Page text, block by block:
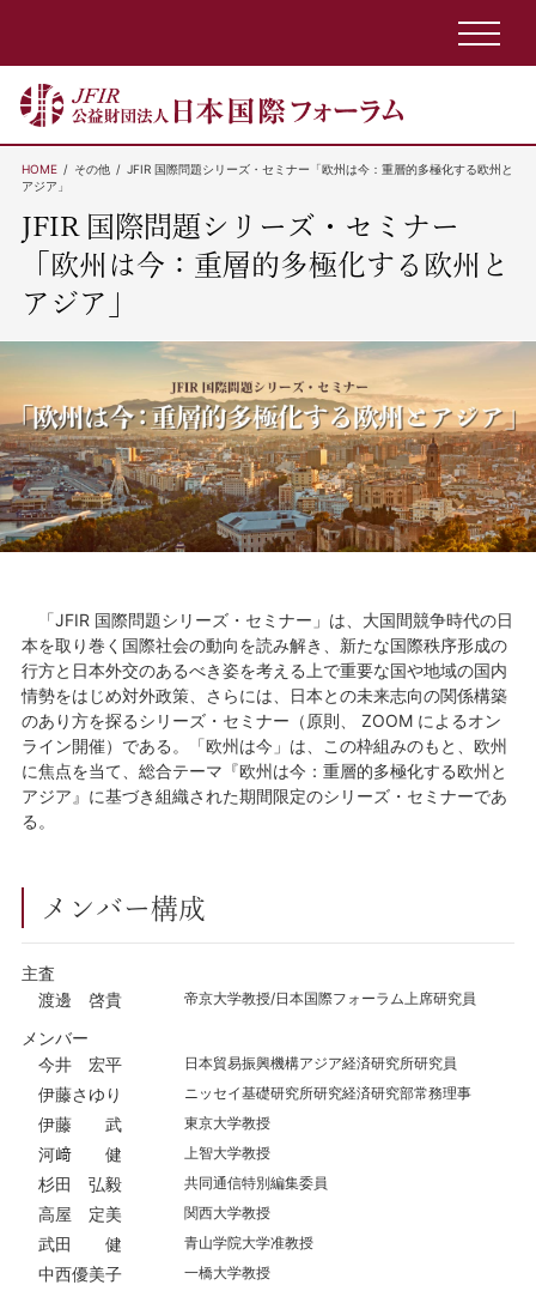
HOME その他
JFIR 国際問題シリーズ・セミナー「欧州は今：重層的多極化する欧州と
アジア」
JFIR 国際問題シリーズ・セミナー
「欧州は今：重層的多極化する欧州と
アジア」
「JFIR 国際問題シリーズ・セミナー」は、大国間競争時代の日
本を取り巻く国際社会の動向を読み解き、新たな国際秩序形成の
行方と日本外交のあるべき姿を考える上で重要な国や地域の国内
情勢をはじめ対外政策、さらには、日本との未来志向の関係構築
のあり方を探るシリーズ・セミナー（原則、 ZOOM によるオン
ライン開催）である。「欧州は今」は、この枠組みのもと、欧州
に焦点を当て、総合テーマ『欧州は今：重層的多極化する欧州と
アジア』に基づき組織された期間限定のシリーズ・セミナーであ
る。
メンバー構成
主査
渡邊 啓貴
帝京大学教授/日本国際フォーラム上席研究員
メンバー
今井 宏平
日本貿易振興機構アジア経済研究所研究員
伊藤さゆり ニッセイ基礎研究所研究経済研究部常務理事
伊藤 武 東京大学教授
河﨑 健 上智大学教授
杉田 弘毅 共同通信特別編集委員
高屋 定美 関西大学教授
武田 健 青山学院大学准教授
中西優美子 一橋大学教授